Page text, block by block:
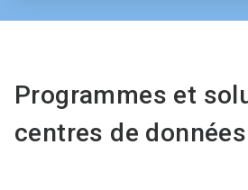
Programmes et
centres de